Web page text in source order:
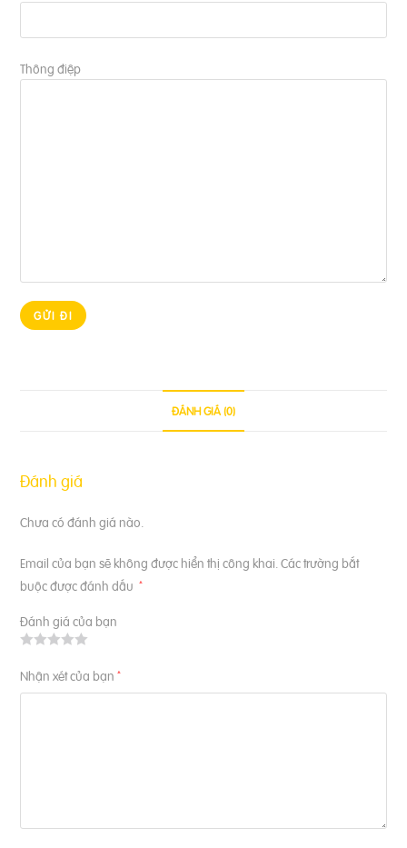
Thông điệp
ĐÁNH GIÁ (0)
Đánh giá
Chưa có đánh giá nào.
Email của bạn sẽ không được hiển thị công khai. Các trường bắt
buộc được đánh dấu *
Đánh giá của bạn
Nhận xét của bạn *